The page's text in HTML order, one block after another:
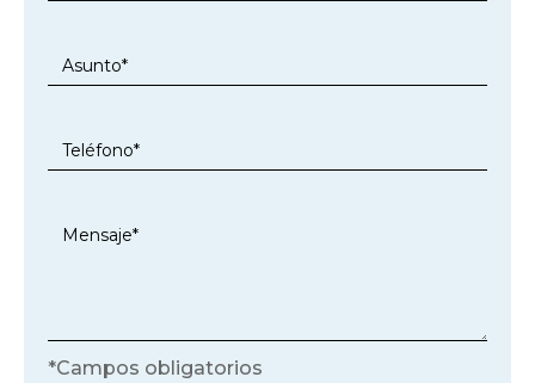
*Campos obligatorios